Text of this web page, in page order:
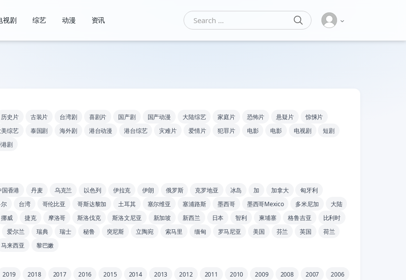
视剧 综艺 动漫 资讯
Search for:
SEARCH
历史片 古装片 台湾剧 喜剧片 国产剧 国产动漫 大陆综艺 家庭片 恐怖片 悬疑片
惊悚片
综艺 泰国剧 海外剧 港台动漫 港台综艺 灾难片 爱情片 犯罪片 电影 电影 电视剧
短剧
剧
国香港 丹麦 乌克兰 以色列 伊拉克 伊朗 俄罗斯 克罗地亚 冰岛 加 加拿大
匈牙利
台湾 哥伦比亚 哥斯达黎加 土耳其 塞尔维亚 塞浦路斯 墨西哥 墨西哥Mexico 多米尼加
大陆
挪威 捷克 摩洛哥 斯洛伐克 斯洛文尼亚 新加坡 新西兰 日本 智利 柬埔寨 格鲁吉亚
比利时
爱尔兰 瑞典 瑞士 秘鲁 突尼斯 立陶宛 索马里 缅甸 罗马尼亚 美国 芬兰 英国
荷兰
马来西亚 黎巴嫩
2019 2018 2017 2016 2015 2014 2013 2012 2011 2010 2009 2008 2007
2006